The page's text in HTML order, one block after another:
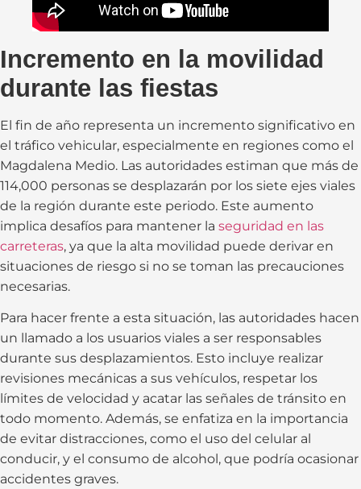
Incremento en la movilidad
durante las fiestas
El fin de año representa un incremento significativo en
el tráfico vehicular, especialmente en regiones como el
Magdalena Medio. Las autoridades estiman que más de
114,000 personas se desplazarán por los siete ejes viales
de la región durante este periodo. Este aumento
implica desafíos para mantener la seguridad en las
carreteras, ya que la alta movilidad puede derivar en
situaciones de riesgo si no se toman las precauciones
necesarias.
Para hacer frente a esta situación, las autoridades hacen
un llamado a los usuarios viales a ser responsables
durante sus desplazamientos. Esto incluye realizar
revisiones mecánicas a sus vehículos, respetar los
límites de velocidad y acatar las señales de tránsito en
todo momento. Además, se enfatiza en la importancia
de evitar distracciones, como el uso del celular al
conducir, y el consumo de alcohol, que podría ocasionar
accidentes graves.